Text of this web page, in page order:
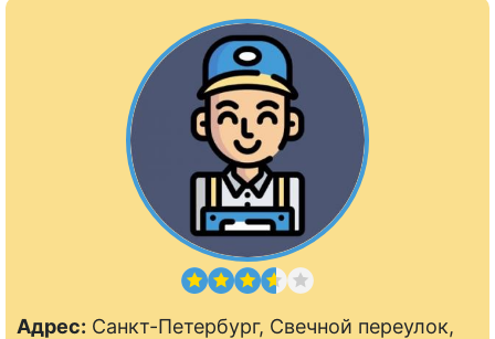
Адрес: Санкт-Петербург, Свечной переулок,